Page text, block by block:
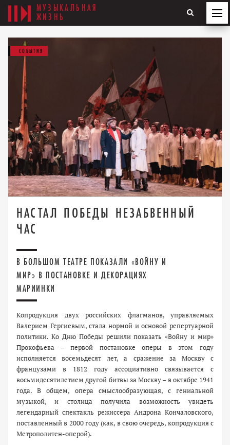
МУЗЫКАЛЬНАЯ
ЖИЗНЬ
СОБЫТИЯ
НАСТАЛ ПОБЕДЫ НЕЗАБВЕННЫЙ
ЧАС
В БОЛЬШОМ ТЕАТРЕ ПОКАЗАЛИ «ВОЙНУ И
МИР» В ПОСТАНОВКЕ И ДЕКОРАЦИЯХ
МАРИИНКИ
Копродукция двух российских флагманов, управляемых
Валерием Гергиевым, стала нормой и основой репертуарной
политики. Ко Дню Победы решили показать «Войну и мир»
Прокофьева – первой постановке оперы в этом году
исполняется восемьдесят лет, а сражение за Москву с
французами в 1812 году ассоциативно связывается с
восьмидесятилетием другой битвы за Москву – в октябре 1941
года. В общем, опера смыслообразующая, с гениальной
музыкой, и столица получила возможность увидеть
легендарный спектакль режиссера Андрона Кончаловского,
поставленный в 2000 году (как, в свою очередь, копродукция с
Метрополитен-оперой).